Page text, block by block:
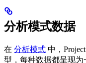
分析模式数据
在 分析模式 中，
型，每种数据都呈现为